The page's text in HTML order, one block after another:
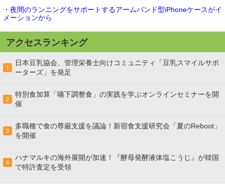
・夜間のランニングをサポートするアームバンド型iPhoneケースがイ
メーションから
アクセスランキング
1
日本豆乳協会、管理栄養士向けコミュニティ「豆乳スマイルサポ
ーターズ」を発足
2
特別食加算「嚥下調整食」の実践を学ぶオンラインセミナーを開
催
3
多職種で食の尊厳支援を議論！新宿食支援研究会「夏のReboot」
を開催
4
ハナマルキの海外展開が加速！『酵母発酵液体塩こうじ』が韓国
で特許査定を受領